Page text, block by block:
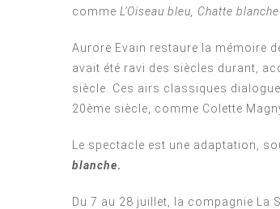
comme L’Oiseau bleu, Chatte blanche
Aurore Evain restaure la mémoire
avait été ravi des siècles durant,
siècle. Ces airs classiques
20ème siècle, comme Colette
Le spectacle est une adaptation,
blanche.
Du 7 au 28 juillet, la compagnie La